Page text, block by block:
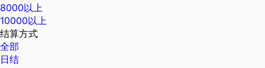
8000以上
10000以上
结算方式
全部
日结